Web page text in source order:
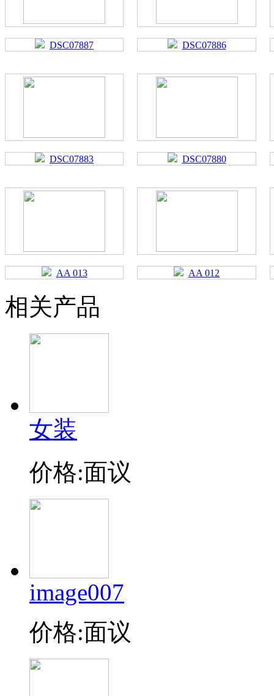
DSC07887 DSC07886
DSC07883 DSC07880
AA 013 AA 012
相关产品
女装
价格:面议
image007
价格:面议